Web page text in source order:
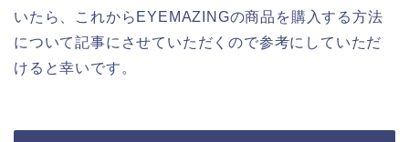
いたら、これからEYEMAZINGの商品を購入する方法
について記事にさせていただくので参考にしていただ
けると幸いです。